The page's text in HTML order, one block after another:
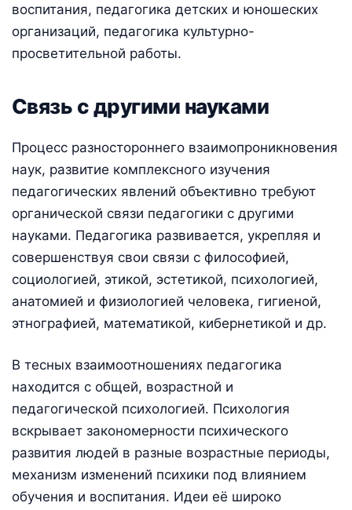
воспитания, педагогика детских и юношеских
организаций, педагогика культурно-
просветительной работы.
Связь с другими науками
Процесс разностороннего взаимопроникновения
наук, развитие комплексного изучения
педагогических явлений объективно требуют
органической связи педагогики с другими
науками. Педагогика развивается, укрепляя и
совершенствуя свои связи с философией,
социологией, этикой, эстетикой, психологией,
анатомией и физиологией человека, гигиеной,
этнографией, математикой, кибернетикой и др.
В тесных взаимоотношениях педагогика
находится с общей, возрастной и
педагогической психологией. Психология
вскрывает закономерности психического
развития людей в разные возрастные периоды,
механизм изменений психики под влиянием
обучения и воспитания. Идеи её широко